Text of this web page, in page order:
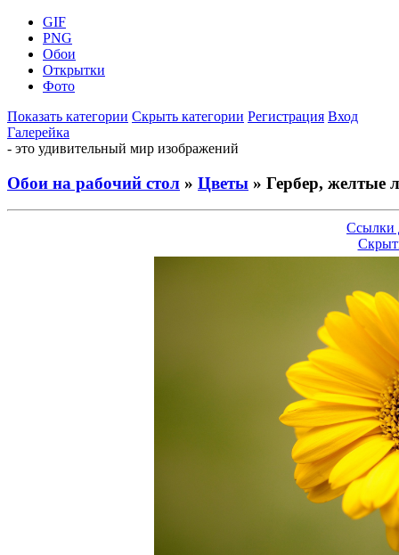
GIF
PNG
Обои
Открытки
Фото
Показать категории Скрыть категории Регистрация Вход
Галерейка
- это удивительный мир изображений
Обои на рабочий стол » Цветы » Гербер, желтые
Ссылки